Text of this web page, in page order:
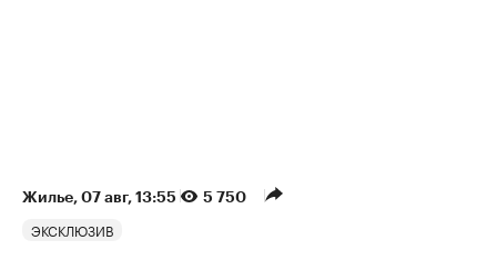
Жилье⁠, 07 авг, 13:55 5 750
ЭКСКЛЮЗИВ